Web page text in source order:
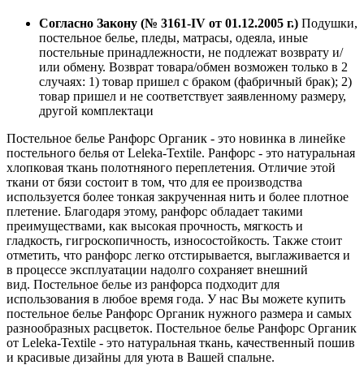
Согласно Закону (№ 3161-IV от 01.12.2005 г.) Подушки,
постельное белье, пледы, матрасы, одеяла, иные
постельные принадлежности, не подлежат возврату и/
или обмену. Возврат товара/обмен возможен только в 2
случаях: 1) товар пришел с браком (фабричный брак); 2)
товар пришел и не соответствует заявленному размеру,
другой комплектаци
Постельное белье Ранфорс Органик - это новинка в линейке
постельного белья от Leleka-Textile. Ранфорс - это натуральная
хлопковая ткань полотняного переплетения. Отличие этой
ткани от бязи состоит в том, что для ее производства
используется более тонкая закрученная нить и более плотное
плетение. Благодаря этому, ранфорс обладает такими
преимуществами, как высокая прочность, мягкость и
гладкость, гигроскопичность, износостойкость. Также стоит
отметить, что ранфорс легко отстирывается, выглаживается и
в процессе эксплуатации надолго сохраняет внешний
вид. Постельное белье из ранфорса подходит для
использования в любое время года. У нас Вы можете купить
постельное белье Ранфорс Органик нужного размера и самых
разнообразных расцветок. Постельное белье Ранфорс Органик
от Leleka-Textile - это натуральная ткань, качественный пошив
и красивые дизайны для уюта в Вашей спальне.